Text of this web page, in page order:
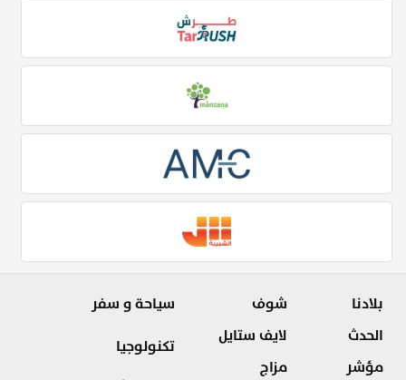
بلادنا
الحدث
مؤشر
شوف
لايف ستايل
مزاج
سياحة و سفر
تكنولوجيا